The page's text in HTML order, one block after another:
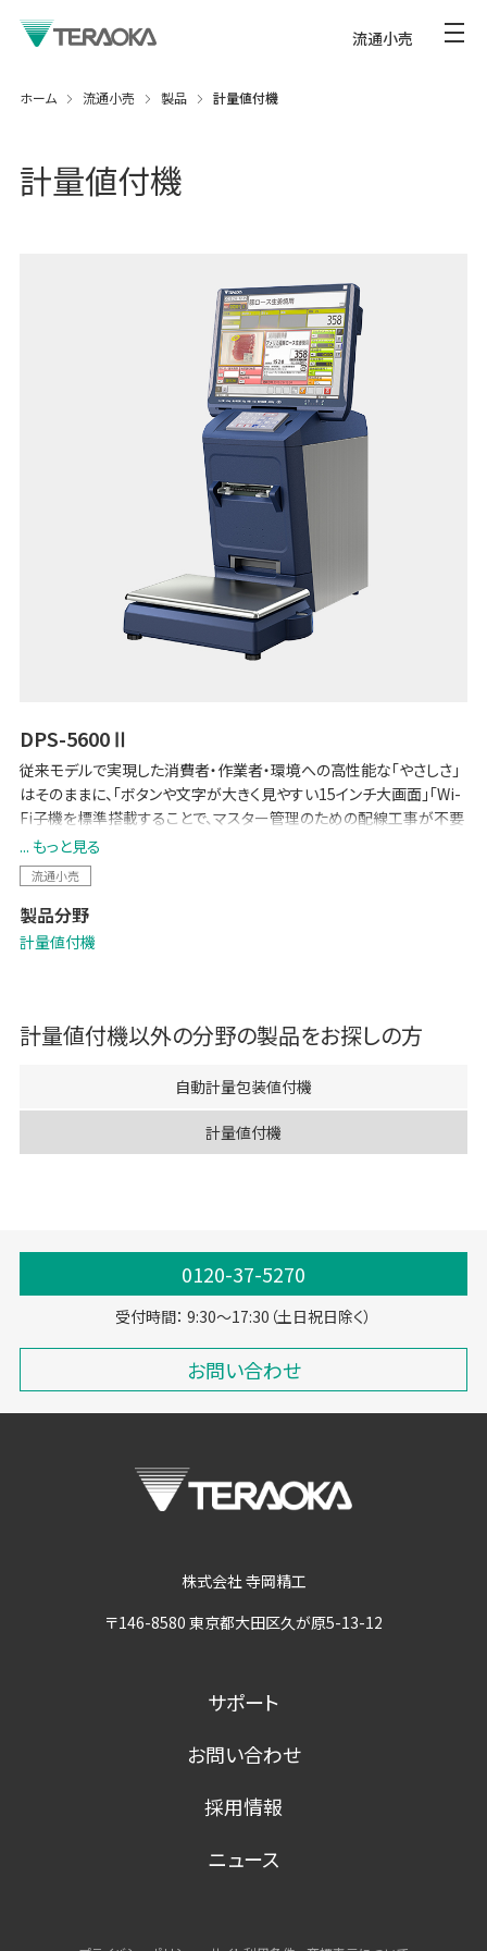
流通小売
ホーム 流通小売 製品 計量値付機
計量値付機
DPS-5600Ⅱ
従来モデルで実現した消費者・作業者・環境への高性能な「やさしさ」
はそのままに、「ボタンや文字が大きく見やすい15インチ大画面」「Wi-
Fi子機を標準搭載することで、マスター管理のための配線工事が不要
に」など、各種機能を強化しました。POSとのデータ連携で生鮮バック
ルームの少人数運用を可能にする「生鮮向け生販管理ソリューション
-Pack on Time-」や「TERAOKA IoT サービス」にも対応しています。
... もっと見る
流通小売
製品分野
計量値付機
計量値付機以外の分野の製品をお探しの方
自動計量包装値付機
計量値付機
0120-37-5270
受付時間： 9:30～17:30（土日祝日除く）
お問い合わせ
株式会社 寺岡精工
〒146-8580 東京都大田区久が原5-13-12
サポート
お問い合わせ
採用情報
ニュース